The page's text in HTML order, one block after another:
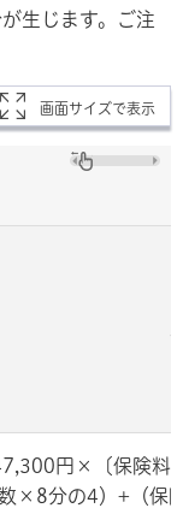
生じます。ご注
画面サイズで表示
円×〔保険料
×8分の4）+（保